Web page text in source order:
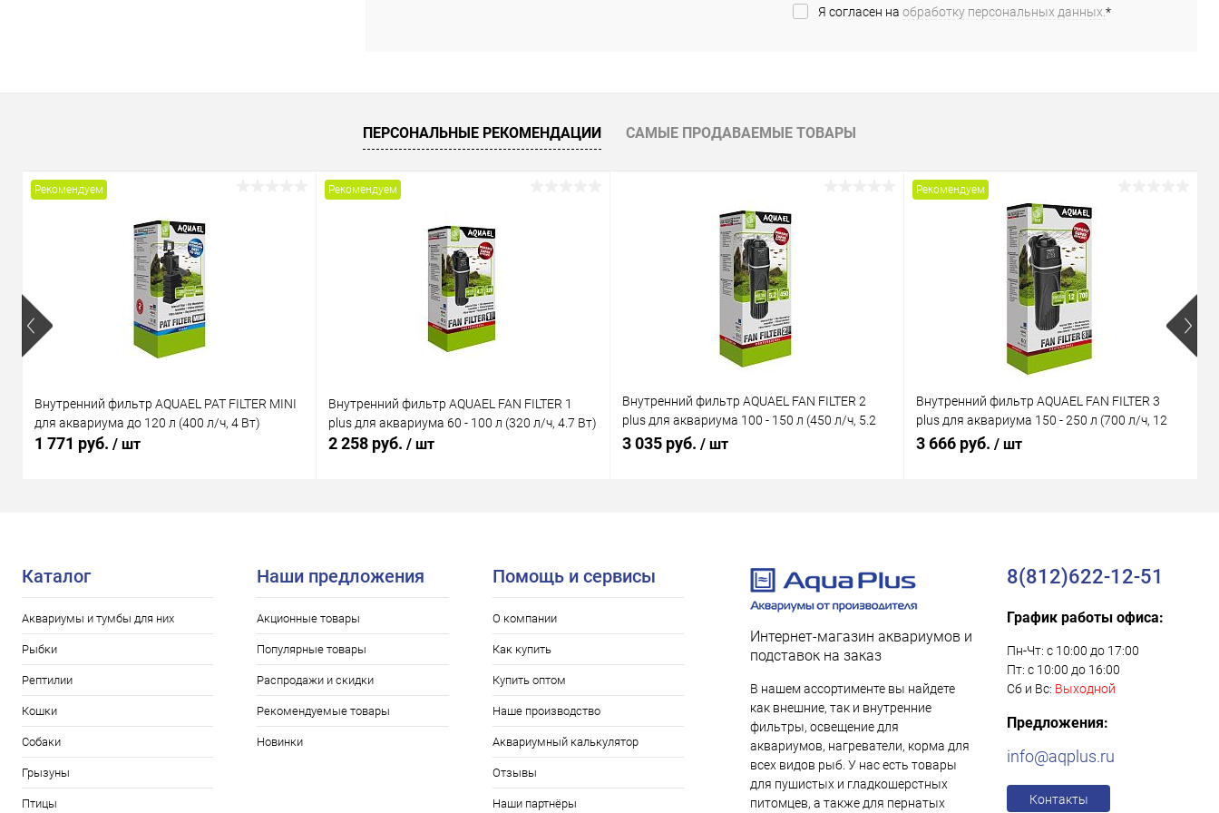
В избранное В наличии В избранное
Я согласен на обработку персональных данных.*
ПЕРСОНАЛЬНЫЕ РЕКОМЕНДАЦИИ САМЫЕ ПРОДАВАЕМЫЕ ТОВАРЫ
Рекомендуем
Внутренний фильтр AQUAEL PAT FILTER MINI
для аквариума до 120 л (400 л/ч, 4 Вт)
1 771 руб. / шт
Рекомендуем
Внутренний фильтр AQUAEL FAN FILTER 1
plus для аквариума 60 - 100 л (320 л/ч, 4.7 Вт)
2 258 руб. / шт
Внутренний фильтр AQUAEL FAN FILTER 2
plus для аквариума 100 - 150 л (450 л/ч, 5.2
Вт)
3 035 руб. / шт
Рекомендуем
Внутренний фильтр AQUAEL FAN FILTER 3
plus для аквариума 150 - 250 л (700 л/ч, 12
Вт)
3 666 руб. / шт
Каталог
Аквариумы и тумбы для них
Рыбки
Рептилии
Кошки
Собаки
Грызуны
Птицы
Наши предложения
Акционные товары
Популярные товары
Распродажи и скидки
Рекомендуемые товары
Новинки
Помощь и сервисы
О компании
Как купить
Купить оптом
Наше производство
Аквариумный калькулятор
Отзывы
Наши партнёры
Интернет-магазин аквариумов и
подставок на заказ
В нашем ассортименте вы найдете
как внешние, так и внутренние
фильтры, освещение для
аквариумов, нагреватели, корма для
всех видов рыб. У нас есть товары
для пушистых и гладкошерстных
питомцев, а также для пернатых
8(812)622-12-51
График работы офиса:
Пн-Чт: с 10:00 до 17:00
Пт: с 10:00 до 16:00
Сб и Вс: Выходной
Предложения:
info@aqplus.ru
Контакты